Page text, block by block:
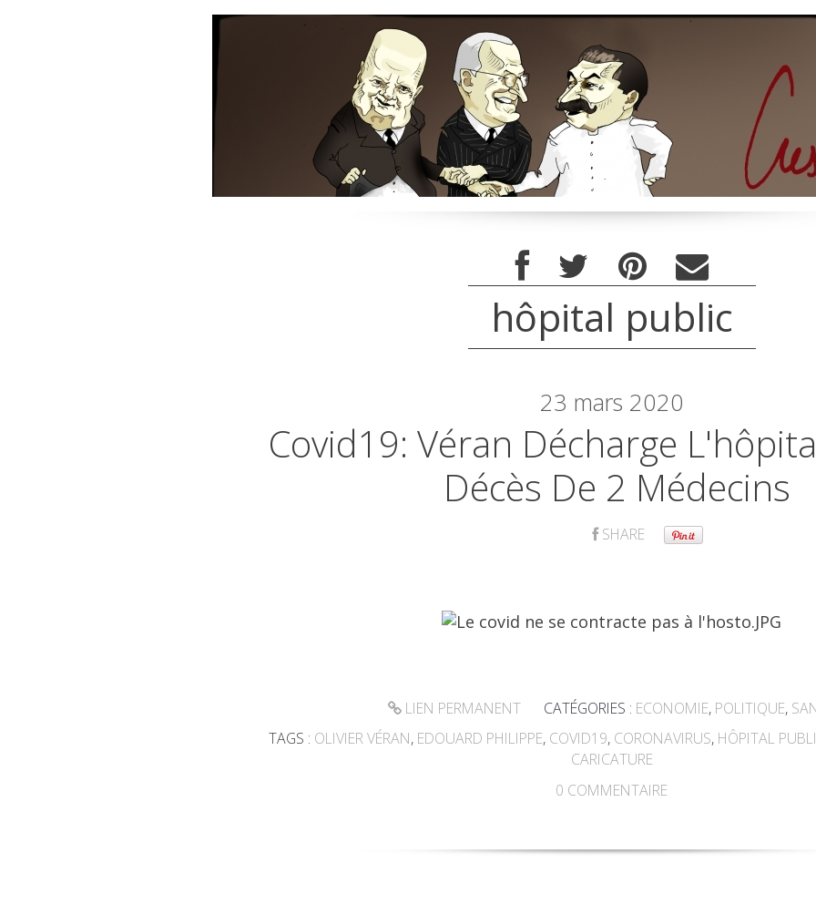
hôpital public
23 mars 2020
Covid19: Véran Décharge
Décès De 2 Médecins
SHARE
LIEN PERMANENT CATÉGORIES : ECONOMIE, POLITIQUE,
TAGS : OLIVIER VÉRAN, EDOUARD PHILIPPE, COVID19, CORONAVIRUS, HÔPITAL
CARICATURE
0 COMMENTAIRE